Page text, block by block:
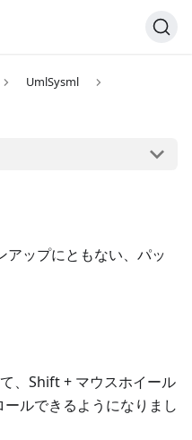
UmlSysml
ップにともない、パッ
、Shift + マウスホイール
ルできるようになりまし